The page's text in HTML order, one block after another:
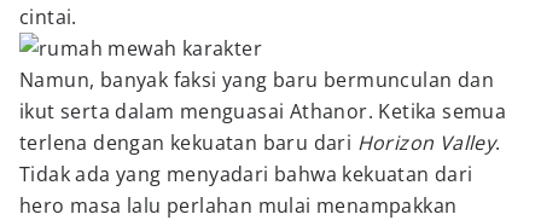
cintai.
Namun, banyak faksi yang baru bermunculan dan
ikut serta dalam menguasai Athanor. Ketika semua
terlena dengan kekuatan baru dari Horizon Valley.
Tidak ada yang menyadari bahwa kekuatan dari
hero masa lalu perlahan mulai menampakkan